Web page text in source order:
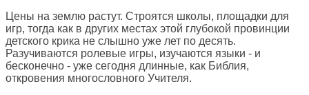
Цены на землю растут. Строятся школы, площадки для
игр, тогда как в других местах этой глубокой провинции
детского крика не слышно уже лет по десять.
Разучиваются ролевые игры, изучаются языки - и
бесконечно - уже сегодня длинные, как Библия,
откровения многословного Учителя.